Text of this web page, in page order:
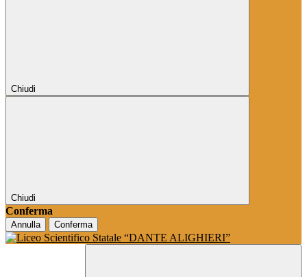
Chiudi
Chiudi
Conferma
Annulla Conferma